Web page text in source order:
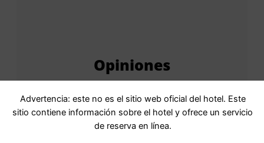
Opiniones
Puntuación9,5Puntuación: 9.5
ExcepcionalValoración: excepcional · 2
Advertencia: este no es el sitio web oficial del hotel. Este
sitio contiene información sobre el hotel y ofrece un servicio
de reserva en línea.